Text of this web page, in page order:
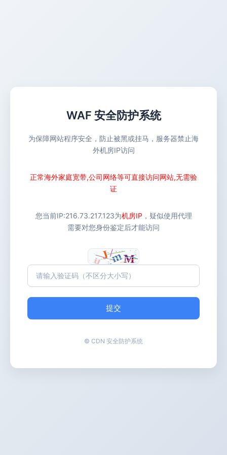
WAF 安全防护系统
为保障网站程序安全，防止被黑或挂马，服务器禁止海
外机房IP访问
正常海外家庭宽带,公司网络等可直接访问网站,无需验
证
您当前IP:216.73.217.123为机房IP ，疑似使用代理
需要对您身份鉴定后才能访问
提交
© CDN 安全防护系统